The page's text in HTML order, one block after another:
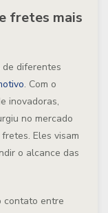
fretes mais
diferentes
. Com o
inovadoras,
no mercado
Eles visam
o alcance das
contato entre